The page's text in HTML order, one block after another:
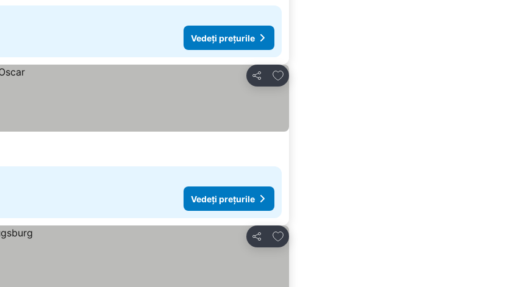
Vedeți prețurile
Distribuiți
Adăugaţi la favorite
Vedeți prețurile
Distribuiți
Adăugaţi la favorite